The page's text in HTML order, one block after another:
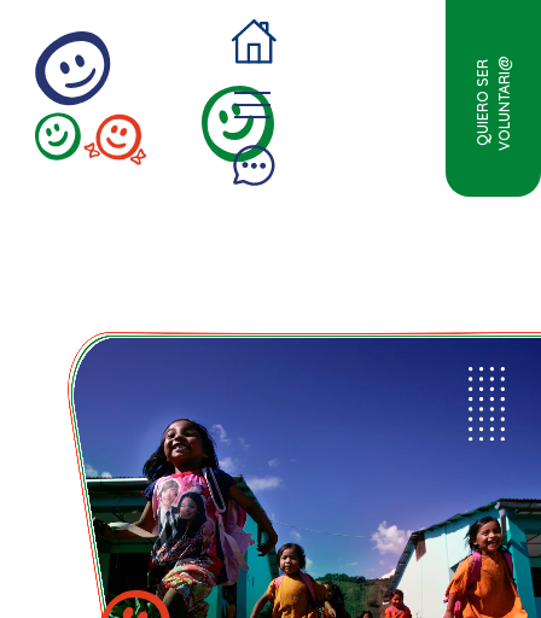
QUIERO SERVOLUNTARI@